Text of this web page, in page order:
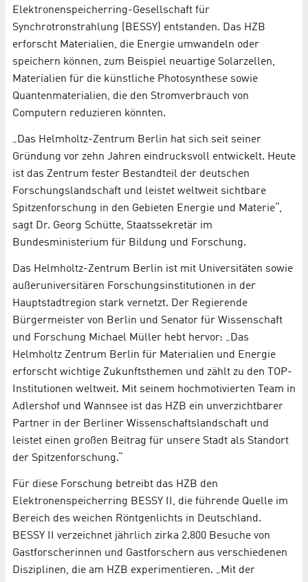
Elektronenspeicherring-Gesellschaft für
Synchrotronstrahlung (BESSY) entstanden. Das HZB
erforscht Materialien, die Energie umwandeln oder
speichern können, zum Beispiel neuartige Solarzellen,
Materialien für die künstliche Photosynthese sowie
Quantenmaterialien, die den Stromverbrauch von
Computern reduzieren könnten.
„Das Helmholtz-Zentrum Berlin hat sich seit seiner
Gründung vor zehn Jahren eindrucksvoll entwickelt. Heute
ist das Zentrum fester Bestandteil der deutschen
Forschungslandschaft und leistet weltweit sichtbare
Spitzenforschung in den Gebieten Energie und Materie“,
sagt Dr. Georg Schütte, Staatssekretär im
Bundesministerium für Bildung und Forschung.
Das Helmholtz-Zentrum Berlin ist mit Universitäten sowie
außeruniversitären Forschungsinstitutionen in der
Hauptstadtregion stark vernetzt. Der Regierende
Bürgermeister von Berlin und Senator für Wissenschaft
und Forschung Michael Müller hebt hervor: „Das
Helmholtz Zentrum Berlin für Materialien und Energie
erforscht wichtige Zukunftsthemen und zählt zu den TOP-
Institutionen weltweit. Mit seinem hochmotivierten Team in
Adlershof und Wannsee ist das HZB ein unverzichtbarer
Partner in der Berliner Wissenschaftslandschaft und
leistet einen großen Beitrag für unsere Stadt als Standort
der Spitzenforschung.“
Für diese Forschung betreibt das HZB den
Elektronenspeicherring BESSY II, die führende Quelle im
Bereich des weichen Röntgenlichts in Deutschland.
BESSY II verzeichnet jährlich zirka 2.800 Besuche von
Gastforscherinnen und Gastforschern aus verschiedenen
Disziplinen, die am HZB experimentieren. „Mit der